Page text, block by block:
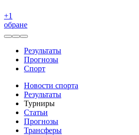
+1
обране
Результаты
Прогнозы
Спорт
Новости спорта
Результаты
Турниры
Статьи
Прогнозы
Трансферы